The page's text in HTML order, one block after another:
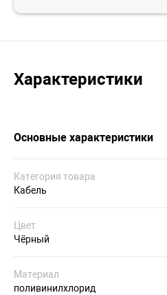
Характеристики
Основные характеристики
Категория товара
Кабель
Цвет
Чёрный
Материал
поливинилхлорид